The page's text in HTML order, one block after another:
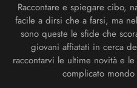
Raccontare e spiegare cibo,
facile a dirsi che a farsi, ma
sono queste le sfide che
giovani affiatati in cerca
raccontarvi le ultime novità e
complicato mondo